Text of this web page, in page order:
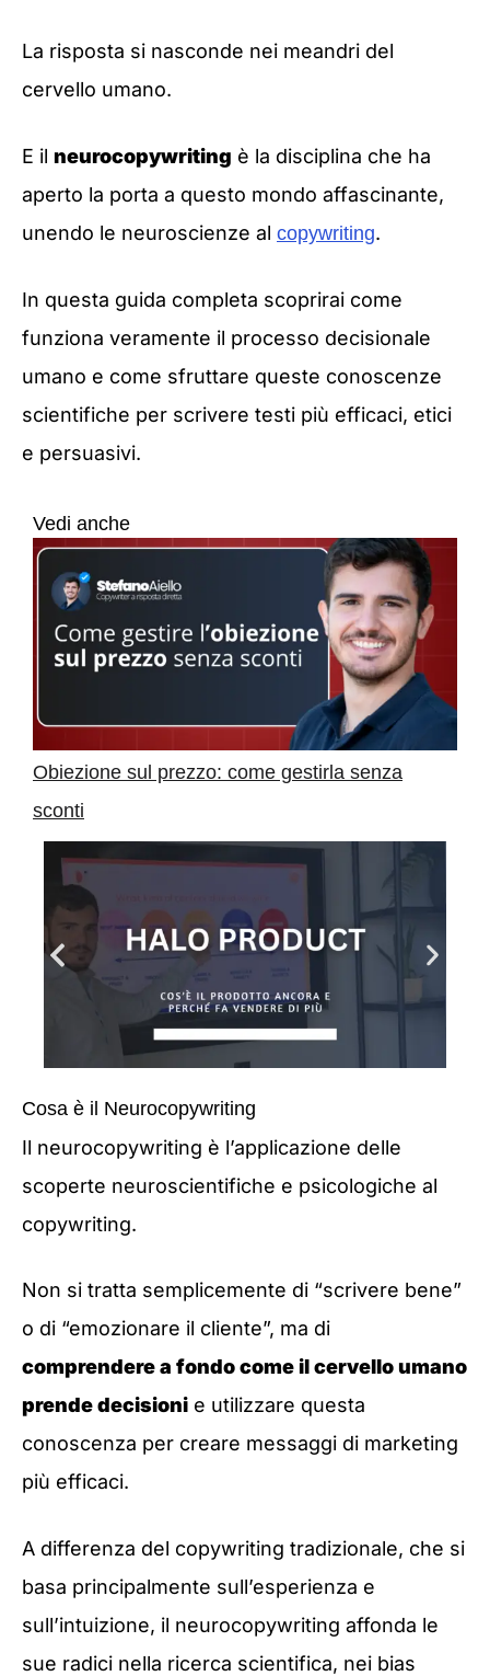
La risposta si nasconde nei meandri del
cervello umano.
E il neurocopywriting è la disciplina che ha
aperto la porta a questo mondo affascinante,
unendo le neuroscienze al copywriting.
In questa guida completa scoprirai come
funziona veramente il processo decisionale
umano e come sfruttare queste conoscenze
scientifiche per scrivere testi più efficaci, etici
e persuasivi.
Vedi anche
Obiezione sul prezzo: come gestirla senza
sconti
Cosa è il Neurocopywriting
Il neurocopywriting è l’applicazione delle
scoperte neuroscientifiche e psicologiche al
copywriting.
Non si tratta semplicemente di “scrivere bene”
o di “emozionare il cliente”, ma di
comprendere a fondo come il cervello umano
prende decisioni e utilizzare questa
conoscenza per creare messaggi di marketing
più efficaci.
A differenza del copywriting tradizionale, che si
basa principalmente sull’esperienza e
sull’intuizione, il neurocopywriting affonda le
sue radici nella ricerca scientifica, nei bias